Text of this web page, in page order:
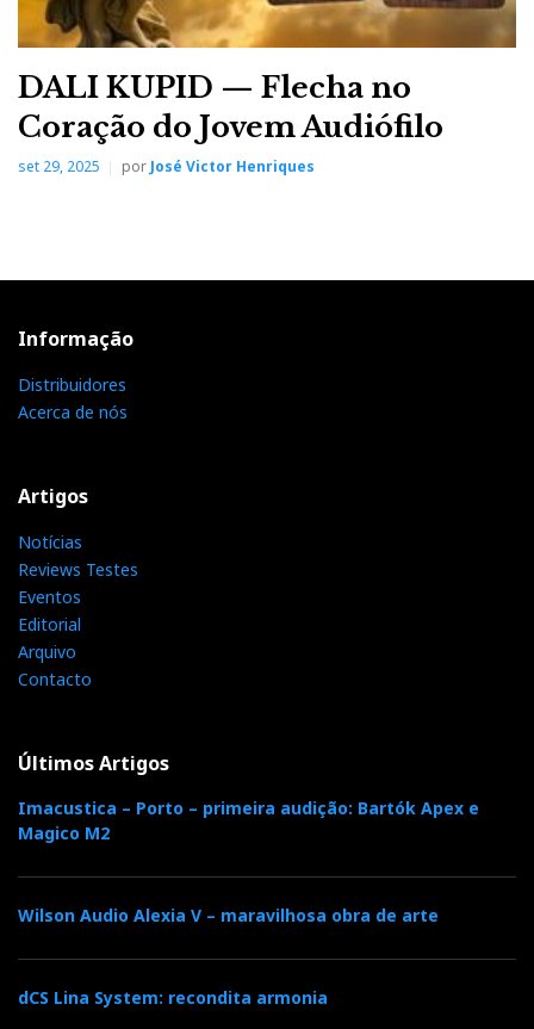
DALI KUPID — Flecha no
Coração do Jovem Audiófilo
set 29, 2025 por José Victor Henriques
Informação
Distribuidores
Acerca de nós
Artigos
Notícias
Reviews Testes
Eventos
Editorial
Arquivo
Contacto
Últimos Artigos
Imacustica – Porto – primeira audição: Bartók Apex e
Magico M2
Wilson Audio Alexia V – maravilhosa obra de arte
dCS Lina System: recondita armonia